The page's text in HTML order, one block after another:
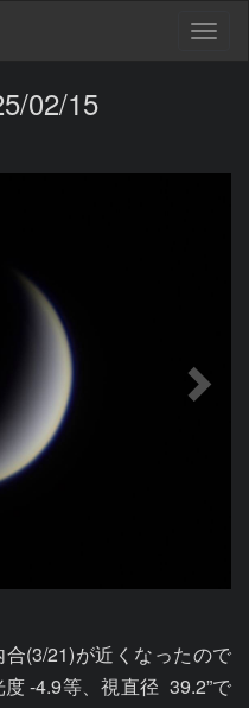
02/15
(3/21)が近くなったので
-4.9等、視直径  39.2”で